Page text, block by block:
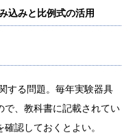
込みと比例式の活用
する問題。毎年実験器具
で、教科書に記載されてい
認しておくとよい。